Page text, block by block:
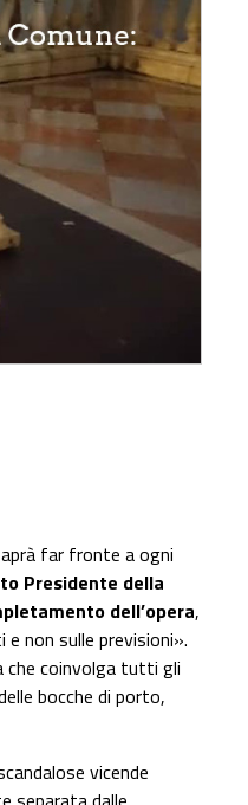
far fronte a ogni
Presidente della
dell’opera,
non sulle previsioni».
che coinvolga tutti gli
bocche di porto,
vicende